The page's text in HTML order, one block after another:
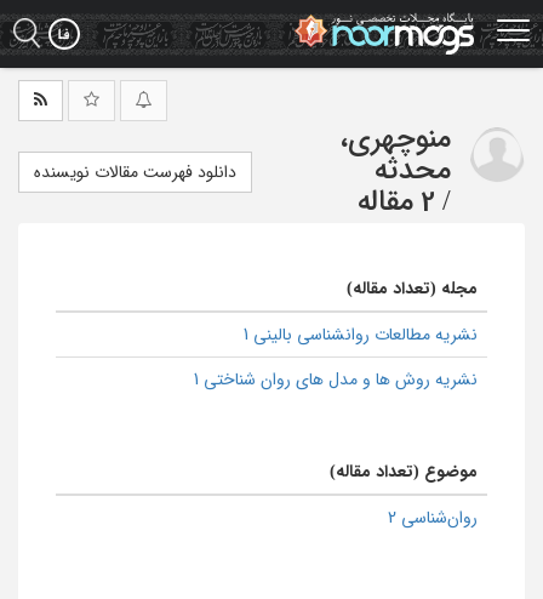
Skip
to
main
منوچهری،
محدثه
/ 2 مقاله
دانلود فهرست مقالات نویسنده
مجله (تعداد مقاله)
نشریه مطالعات روانشناسی بالینی 1
نشریه روش ها و مدل های روان شناختی 1
موضوع (تعداد مقاله)
روان‌شناسی 2